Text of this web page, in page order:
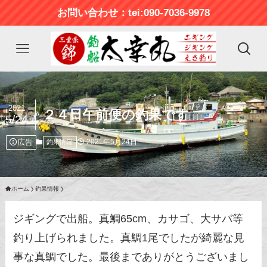
お問い合わせ：tei:090-7036-9978
２４日午前便の釣果です
2021
5/24
広告 釣果情報 2021年5月24日
ホーム 釣果情報
ジギングで出船。真鯛65cm、カサゴ、大サバ等
釣り上げられました。真鯛1尾でしたが綺麗な見
事な真鯛でした。最後までありがとうございまし